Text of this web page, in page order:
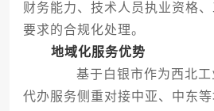
财务能力、技术人员执业资格
要求的合规化处理。
地域化服务优势
基于白银市作为西北工
代办服务侧重对接中亚、中东